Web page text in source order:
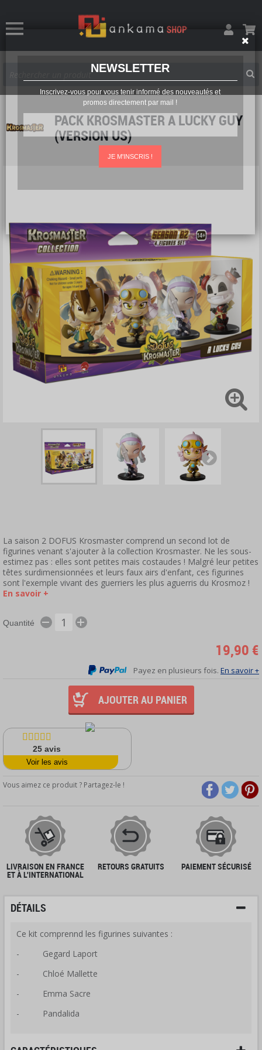
NEWSLETTER
Inscrivez-vous pour vous tenir informé des nouveautés et
promos directement par mail !
JE M'INSCRIS !
PACK KROSMASTER A LUCKY GUY
(VERSION US)
La saison 2 DOFUS Krosmaster comprend un second lot de
figurines venant s'ajouter à la collection Krosmaster. Ne les sous-
estimez pas : elles sont petites mais costaudes ! Malgré leur petites
têtes surdimensionnées et leurs faux airs d'enfant, ces figurines
sont l'exemple vivant des guerriers les plus aguerris du Krosmoz !
En savoir +
Quantité
19,90 €
Payez en plusieurs fois. En savoir +
AJOUTER AU PANIER
25avis
Voir les avis
Vous aimez ce produit ? Partagez-le !
LIVRAISON EN FRANCE
ET À L'INTERNATIONAL
RETOURS GRATUITS PAIEMENT SÉCURISÉ
DÉTAILS
Ce kit comprennd les figurines suivantes :
-
Gegard Laport
-
Chloé Mallette
-
Emma Sacre
-
Pandalida